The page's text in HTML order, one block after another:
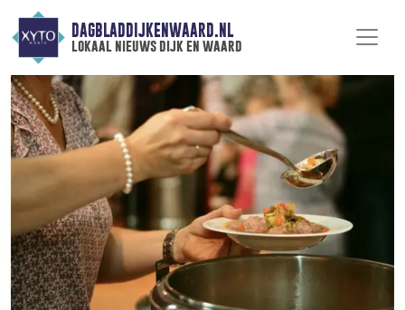
DAGBLADDIJKENWAARD.NL
lokaal nieuws dijk en waard